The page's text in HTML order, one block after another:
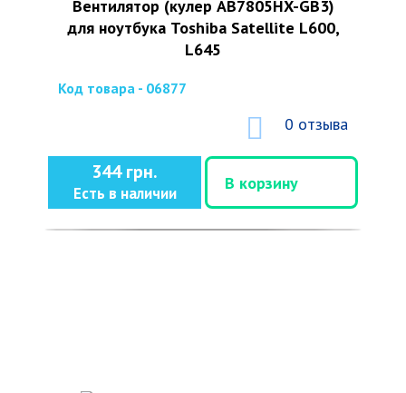
Вентилятор (кулер AB7805HX-GB3)
для ноутбука Toshiba Satellite L600,
L645
Код товара - 06877
0 отзыва
344 грн.
Есть в наличии
В корзину